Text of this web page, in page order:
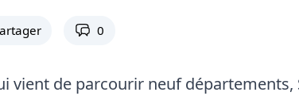
0
vient de parcourir neuf départements,